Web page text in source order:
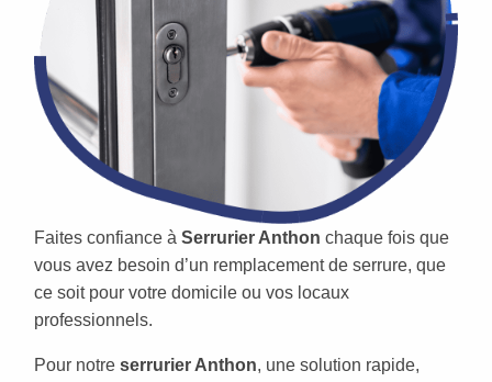
Faites confiance à Serrurier Anthon chaque fois que
vous avez besoin d’un remplacement de serrure, que
ce soit pour votre domicile ou vos locaux
professionnels.
Pour notre serrurier Anthon, une solution rapide,